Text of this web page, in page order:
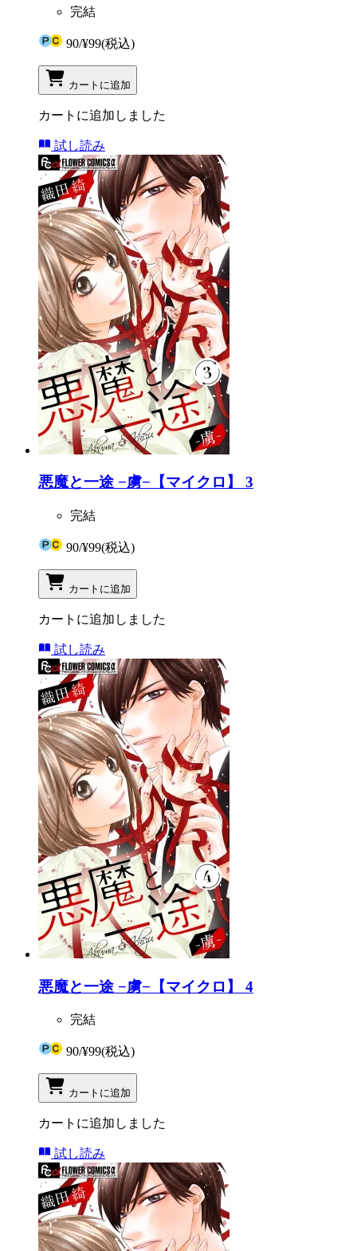
完結
90/¥99(税込)
カートに追加
カートに追加しました
試し読み
悪魔と一途 −虜−【マイクロ】 3
完結
90/¥99(税込)
カートに追加
カートに追加しました
試し読み
悪魔と一途 −虜−【マイクロ】 4
完結
90/¥99(税込)
カートに追加
カートに追加しました
試し読み